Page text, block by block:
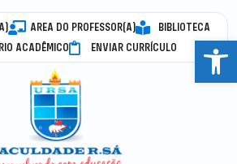
AREA DO PROFESSOR(A)
BIBLIOTECA
ACADÊMICO
ENVIAR CURRÍCULO Abrir